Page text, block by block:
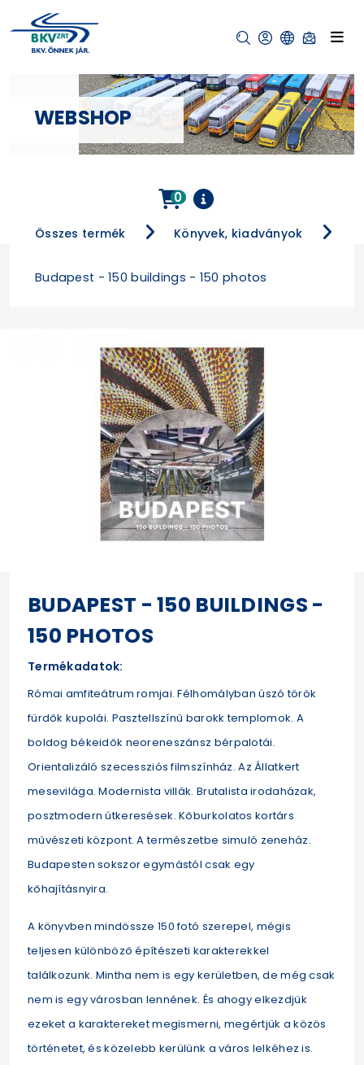
WEBSHOP
Összes termék Könyvek, kiadványok
Budapest - 150 buildings - 150 photos
0
BUDAPEST - 150 BUILDINGS -
150 PHOTOS
Termékadatok:
Római amfiteátrum romjai. Félhomályban úszó török
fürdők kupolái. Pasztellszínű barokk templomok. A
boldog békeidők neoreneszánsz bérpalotái.
Orientalizáló szecessziós filmszínház. Az Állatkert
mesevilága. Modernista villák. Brutalista irodaházak,
posztmodern útkeresések. Kőburkolatos kortárs
művészeti központ. A természetbe simuló zeneház.
Budapesten sokszor egymástól csak egy
kőhajításnyira.
A könyvben mindössze 150 fotó szerepel, mégis
teljesen különböző építészeti karakterekkel
találkozunk. Mintha nem is egy kerületben, de még csak
nem is egy városban lennének. És ahogy elkezdjük
ezeket a karaktereket megismerni, megértjük a közös
történetet, és közelebb kerülünk a város lelkéhez is.